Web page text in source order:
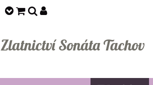
Zlatnictví Sonáta Tachov